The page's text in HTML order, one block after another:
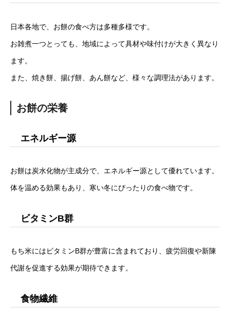
日本各地で、お餅の食べ方は多種多様です。
お雑煮一つとっても、地域によって具材や味付けが大きく異なり
ます。
また、焼き餅、揚げ餅、あん餅など、様々な調理法があります。
お餅の栄養
エネルギー源
お餅は炭水化物が主成分で、エネルギー源として優れています。
体を温める効果もあり、寒い冬にぴったりの食べ物です。
ビタミンB群
もち米にはビタミンB群が豊富に含まれており、疲労回復や新陳
代謝を促進する効果が期待できます。
食物繊維